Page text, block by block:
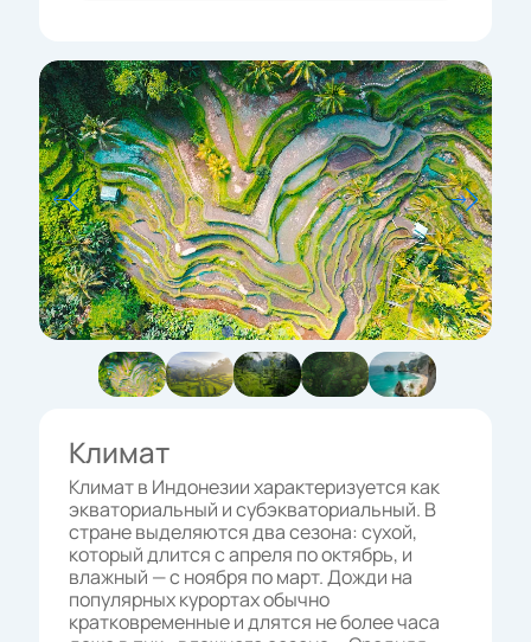
Климат
Климат в Индонезии характеризуется как
экваториальный и субэкваториальный. В
стране выделяются два сезона: сухой,
который длится с апреля по октябрь, и
влажный — с ноября по март. Дожди на
популярных курортах обычно
кратковременные и длятся не более часа